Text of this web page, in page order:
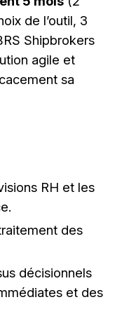
de l’outil, 3
Shipbrokers
agile et
sa
RH et les
des
décisionnels
et des